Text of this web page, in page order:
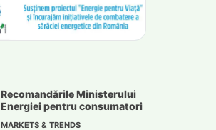
Recomandările Ministerului
Energiei pentru consumatori
MARKETS & TRENDS